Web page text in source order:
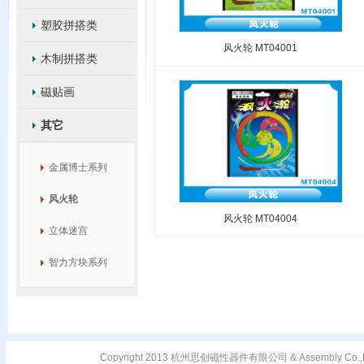
塑胶拼搭类
木制拼搭类
磁贴画
其它
金属博士系列
风火轮
立体迷宫
智力方块系列
风火轮 MT04001
风火轮 MT04004
Copyright 2013 杭州思创磁性器件有限公司 & Assembly